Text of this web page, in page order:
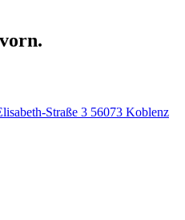
Straße 3 56073 Koblenz